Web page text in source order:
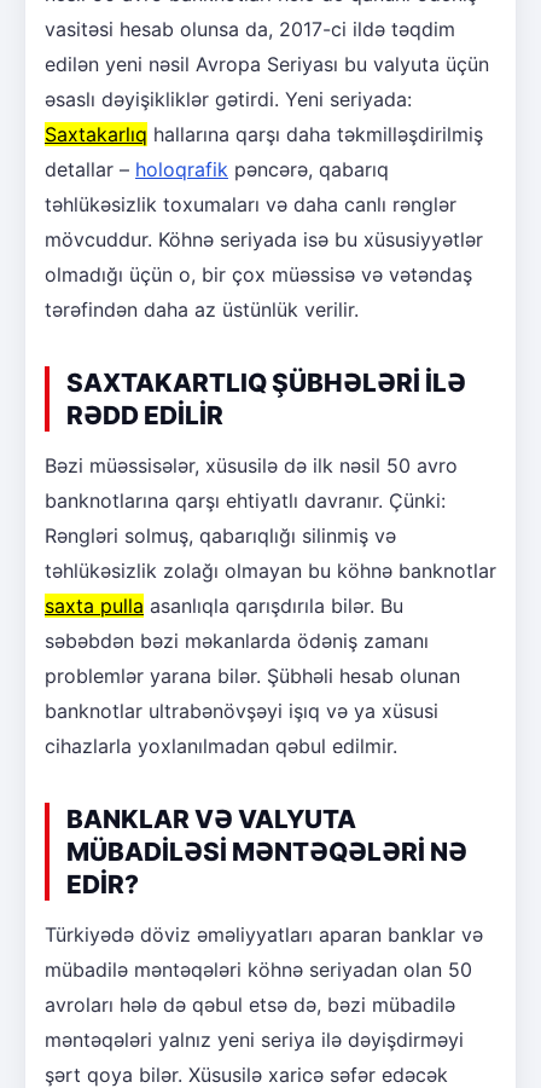
vasitəsi hesab olunsa da, 2017-ci ildə təqdim
edilən yeni nəsil Avropa Seriyası bu valyuta üçün
əsaslı dəyişikliklər gətirdi. Yeni seriyada:
Saxtakarlıq hallarına qarşı daha təkmilləşdirilmiş
detallar – holoqrafik pəncərə, qabarıq
təhlükəsizlik toxumaları və daha canlı rənglər
mövcuddur. Köhnə seriyada isə bu xüsusiyyətlər
olmadığı üçün o, bir çox müəssisə və vətəndaş
tərəfindən daha az üstünlük verilir.
SAXTAKARTLIQ ŞÜBHƏLƏRİ İLƏ
RƏDD EDİLİR
Bəzi müəssisələr, xüsusilə də ilk nəsil 50 avro
banknotlarına qarşı ehtiyatlı davranır. Çünki:
Rəngləri solmuş, qabarıqlığı silinmiş və
təhlükəsizlik zolağı olmayan bu köhnə banknotlar
saxta pulla asanlıqla qarışdırıla bilər. Bu
səbəbdən bəzi məkanlarda ödəniş zamanı
problemlər yarana bilər. Şübhəli hesab olunan
banknotlar ultrabənövşəyi işıq və ya xüsusi
cihazlarla yoxlanılmadan qəbul edilmir.
BANKLAR VƏ VALYUTA
MÜBADİLƏSİ MƏNTƏQƏLƏRİ NƏ
EDİR?
Türkiyədə döviz əməliyyatları aparan banklar və
mübadilə məntəqələri köhnə seriyadan olan 50
avroları hələ də qəbul etsə də, bəzi mübadilə
məntəqələri yalnız yeni seriya ilə dəyişdirməyi
şərt qoya bilər. Xüsusilə xaricə səfər edəcək